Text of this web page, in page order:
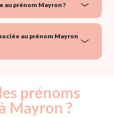
au prénom Mayron ?
au prénom Mayron
prénoms
Mayron ?